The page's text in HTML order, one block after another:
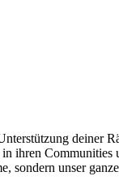
deiner
ihren Communities
sondern unser